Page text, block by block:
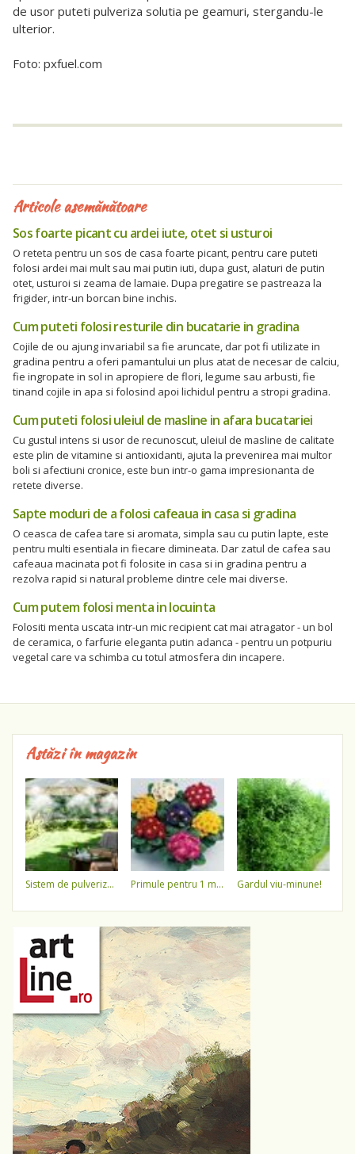
de usor puteti pulveriza solutia pe geamuri, stergandu-le
ulterior.
Foto: pxfuel.com
Articole asemănătoare
Sos foarte picant cu ardei iute, otet si usturoi
O reteta pentru un sos de casa foarte picant, pentru care puteti
folosi ardei mai mult sau mai putin iuti, dupa gust, alaturi de putin
otet, usturoi si zeama de lamaie. Dupa pregatire se pastreaza la
frigider, intr-un borcan bine inchis.
Cum puteti folosi resturile din bucatarie in gradina
Cojile de ou ajung invariabil sa fie aruncate, dar pot fi utilizate in
gradina pentru a oferi pamantului un plus atat de necesar de calciu,
fie ingropate in sol in apropiere de flori, legume sau arbusti, fie
tinand cojile in apa si folosind apoi lichidul pentru a stropi gradina.
Cum puteti folosi uleiul de masline in afara bucatariei
Cu gustul intens si usor de recunoscut, uleiul de masline de calitate
este plin de vitamine si antioxidanti, ajuta la prevenirea mai multor
boli si afectiuni cronice, este bun intr-o gama impresionanta de
retete diverse.
Sapte moduri de a folosi cafeaua in casa si gradina
O ceasca de cafea tare si aromata, simpla sau cu putin lapte, este
pentru multi esentiala in fiecare dimineata. Dar zatul de cafea sau
cafeaua macinata pot fi folosite in casa si in gradina pentru a
rezolva rapid si natural probleme dintre cele mai diverse.
Cum putem folosi menta in locuinta
Folositi menta uscata intr-un mic recipient cat mai atragator - un bol
de ceramica, o farfurie eleganta putin adanca - pentru un potpuriu
vegetal care va schimba cu totul atmosfera din incapere.
Astăzi în magazin
sistem de pulverizare a apei primule pentru 1 martie 3,5 lei / ghiveci !!!! gardul viu-minune!